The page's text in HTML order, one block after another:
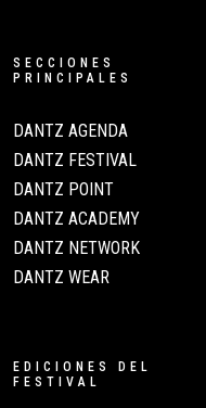
SECCIONES
PRINCIPALES
DANTZ AGENDA
DANTZ FESTIVAL
DANTZ POINT
DANTZ ACADEMY
DANTZ NETWORK
DANTZ WEAR
EDICIONES DEL
FESTIVAL